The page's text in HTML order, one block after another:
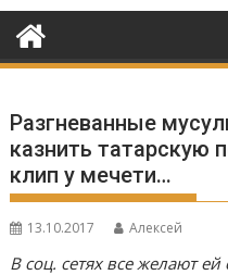
Разгневанные
казнить татарскую
клип у мечети…
13.10.2017 Алексей
В соц. сетях все желают